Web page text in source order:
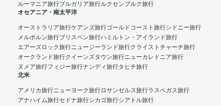
ルーマニア旅行ブルガリア旅行ルクセンブルク旅行
オセアニア・南太平洋
オーストラリア旅行ケアンズ旅行ゴールドコースト旅行シドニー旅行
メルボルン旅行ブリスベン旅行ハミルトン・アイランド旅行
エアーズロック旅行ニュージーランド旅行クライストチャーチ旅行
オークランド旅行クイーンズタウン旅行ニューカレドニア旅行
ヌメア旅行フィジー旅行ナンディ旅行タヒチ旅行
北米
アメリカ旅行ニューヨーク旅行ロサンゼルス旅行ラスベガス旅行
アナハイム旅行セドナ旅行シカゴ旅行シアトル旅行